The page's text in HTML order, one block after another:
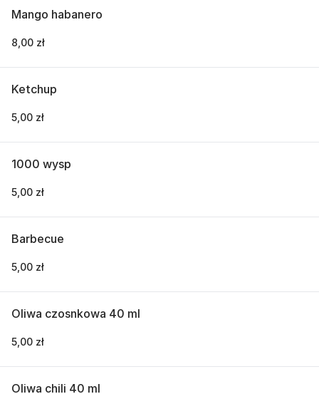
Mango habanero
8,00 zł
Ketchup
5,00 zł
1000 wysp
5,00 zł
Barbecue
5,00 zł
Oliwa czosnkowa 40 ml
5,00 zł
Oliwa chili 40 ml